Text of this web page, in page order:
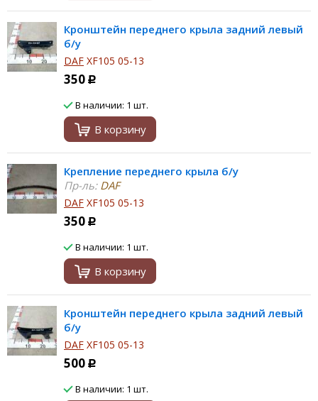
Кронштейн переднего крыла задний левый
б/у
DAF XF105 05-13
350 Р
В наличии: 1 шт.
В корзину
Крепление переднего крыла б/у
Пр-ль:DAF
DAF XF105 05-13
350 Р
В наличии: 1 шт.
В корзину
Кронштейн переднего крыла задний левый
б/у
DAF XF105 05-13
500 Р
В наличии: 1 шт.